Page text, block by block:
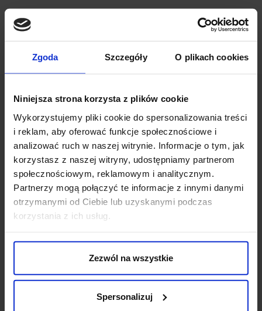
Zgoda Szczegóły O plikach cookies
Niniejsza strona korzysta z plików cookie
Wykorzystujemy pliki cookie do spersonalizowania treści
i reklam, aby oferować funkcje społecznościowe i
analizować ruch w naszej witrynie. Informacje o tym, jak
korzystasz z naszej witryny, udostępniamy partnerom
społecznościowym, reklamowym i analitycznym.
Partnerzy mogą połączyć te informacje z innymi danymi
otrzymanymi od Ciebie lub uzyskanymi podczas
korzystania z ich usług.
Zezwól na wszystkie
Spersonalizuj
OPINIE O PRODUKCIE: KRAWAT
CLASSICO KCG3 GRANATOWY
Weryfikacja pochodzenia opinii nie jest dokonywana.
Ten produkt nie ma jeszcze opinii, dodaj opinię, bądź
pierwszy!
DODAJ OPINIĘ